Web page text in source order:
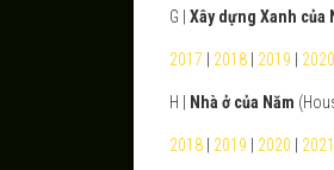
G | Xây dựng Xanh của
2017 2018 2019 2020
H | Nhà ở của Năm
2018 2019 2020 2021